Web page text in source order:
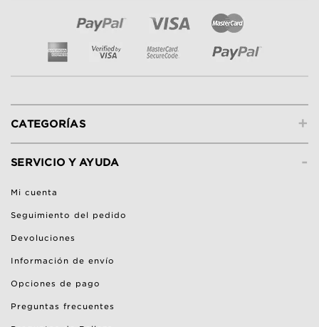
+
CATEGORÍAS
-
SERVICIO Y AYUDA
Mi cuenta
Seguimiento del pedido
Devoluciones
Información de envío
Opciones de pago
Preguntas frecuentes